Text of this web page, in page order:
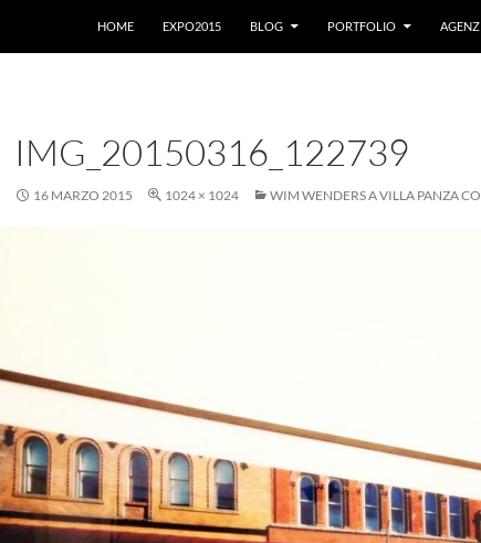
HOME
EXPO2015 BLOG PORTFOLIO
IMG_20150316_122739
16 MARZO 2015 1024 × 1024 WIM WENDERS A VILLA PANZA